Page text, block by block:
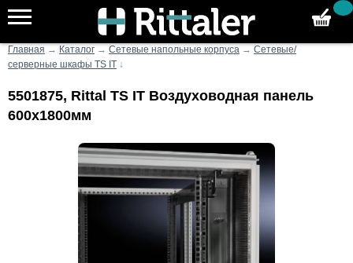
Главная → Каталог → Сетевые напольные корпуса → Сетевые/
серверные шкафы TS IT
↓
5501875, Rittal TS IT Воздуховодная панель
600x1800мм